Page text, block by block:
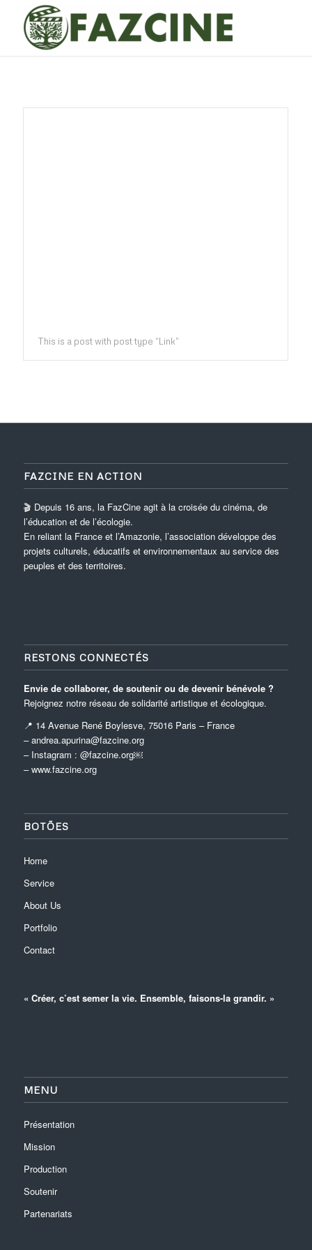
This is a post with post type “Link”
FAZCINE EN ACTION
🎬 Depuis 16 ans, la FazCine agit à la croisée du cinéma, de
l’éducation et de l’écologie.
En reliant la France et l’Amazonie, l’association développe des
projets culturels, éducatifs et environnementaux au service des
peuples et des territoires.
RESTONS CONNECTÉS
Envie de collaborer, de soutenir ou de devenir bénévole ?
Rejoignez notre réseau de solidarité artistique et écologique.
📍 14 Avenue René Boylesve, 75016 Paris – France
– andrea.apurina@fazcine.org
– Instagram : @fazcine.org￼
–www.fazcine.org
BOTÕES
Home
Service
About Us
Portfolio
Contact
« Créer, c’est semer la vie. Ensemble, faisons-la grandir. »
MENU
Présentation
Mission
Production
Soutenir
Partenariats